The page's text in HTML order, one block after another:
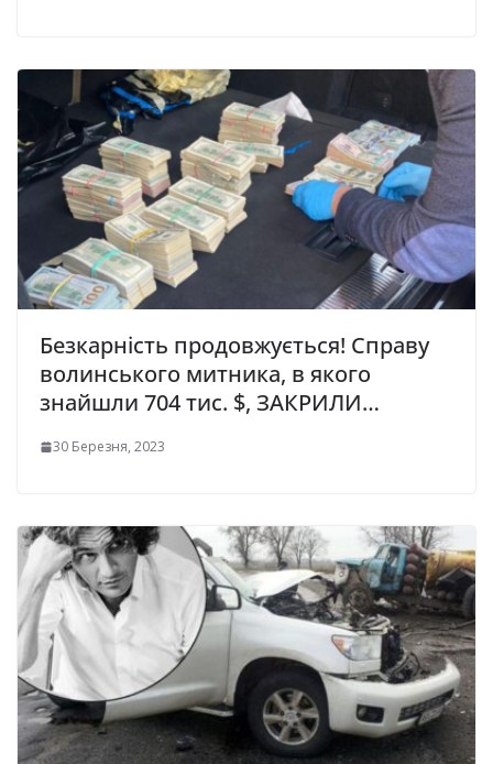
Безкарність продовжується! Справу
волинського митника, в якого
знайшли 704 тис. $, ЗАКРИЛИ…
30 Березня, 2023